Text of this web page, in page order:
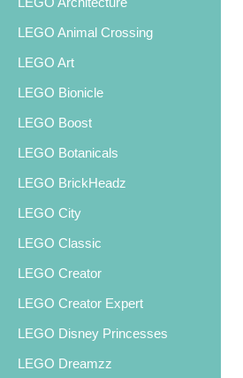
LEGO Animal Crossing
LEGO Art
LEGO Bionicle
LEGO Boost
LEGO Botanicals
LEGO BrickHeadz
LEGO City
LEGO Classic
LEGO Creator
LEGO Creator Expert
LEGO Disney Princesses
LEGO Dreamzz